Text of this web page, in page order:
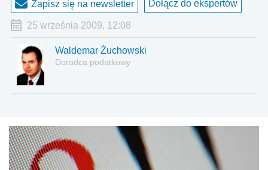
Zapisz się na newsletter Dołącz do ekspertów
25 września 2009, 12:08
Waldemar Żuchowski
Doradca podatkowy